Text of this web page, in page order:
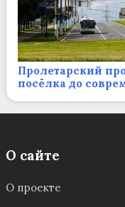
Пролетарский
посёлка до
О сайте
О проекте